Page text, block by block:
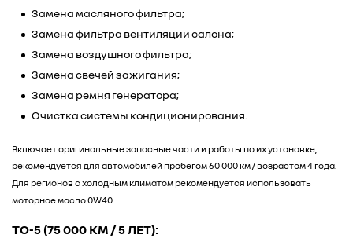
Замена масляного фильтра;
Замена фильтра вентиляции салона;
Замена воздушного фильтра;
Замена свечей зажигания;
Замена ремня генератора;
Очистка системы кондиционирования.
Включает оригинальные запасные части и работы по их установке,
рекомендуется для автомобилей пробегом 60 000 км / возрастом 4 года.
Для регионов с холодным климатом рекомендуется использовать
моторное масло 0W40.
ТО-5 (75 000 КМ / 5 ЛЕТ):